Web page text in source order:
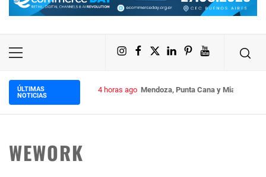
Primary
Instagram
Facebook
X LinkedIn
PinterestYouTube
ÚLTIMAS
NOTICIAS
4 horas ago Mendoza, Punta Cana y Miami
WEWORK